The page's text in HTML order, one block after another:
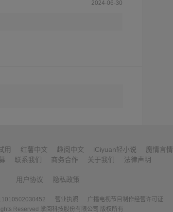
2024-06-30
用 红薯中文 趣阅中文 iCiyuan轻小说 魔情言情
联系我们 商务合作 关于我们 法律声明
用户协议 隐私政策
营业执照 广播电视节目制作经营许可证
Reserved 掌阅科技股份有限公司 版权所有